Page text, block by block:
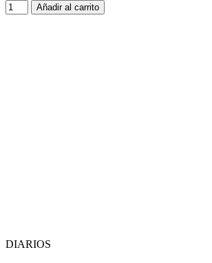
Añadir al carrito
DIARIOS